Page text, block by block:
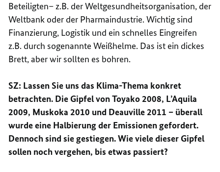
Beteiligten– z.B. der Weltgesundheitsorganisation, der
Weltbank oder der Pharmaindustrie. Wichtig sind
Finanzierung, Logistik und ein schnelles Eingreifen
z.B. durch sogenannte Weißhelme. Das ist ein dickes
Brett, aber wir sollten es bohren.
SZ: Lassen Sie uns das Klima-Thema konkret
betrachten. Die Gipfel von Toyako 2008, L’Aquila
2009, Muskoka 2010 und Deauville2011 – überall
wurde eine Halbierung der Emissionen gefordert.
Dennoch sind sie gestiegen. Wie viele dieser Gipfel
sollen noch vergehen, bis etwas passiert?